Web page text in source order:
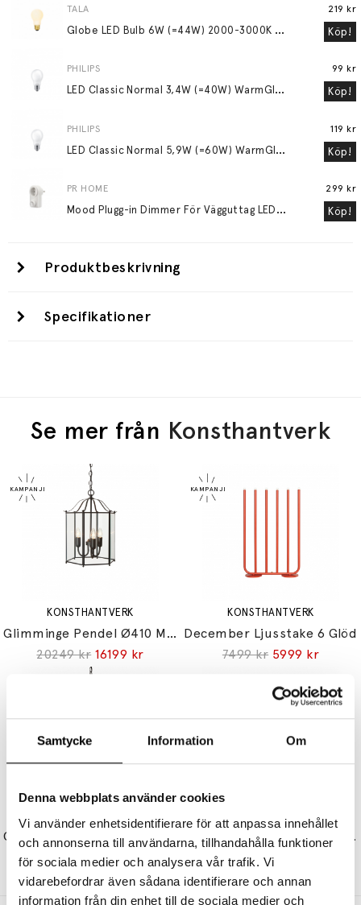
Samtycke Information Om
Denna webbplats använder cookies
Vi använder enhetsidentifierare för att anpassa innehållet
och annonserna till användarna, tillhandahålla funktioner
för sociala medier och analysera vår trafik. Vi
vidarebefordrar även sådana identifierare och annan
information från din enhet till de sociala medier och
TALA
G
lobe LED Bulb 6W (=44W) 2000-3000K E27 Matte Porcelain
219 kr
Köp!
PHILIPS
L
ED Classic Normal 3,4W (=40W) WarmGlow Frostad E27
99 kr
Köp!
PHILIPS
L
ED Classic Normal 5,9W (=60W) WarmGlow Frostad E27
119 kr
Köp!
PR HOME
M
ood Plugg-in Dimmer För Vägguttag LED 3-24W Glödljus 30-200W Vit
299 kr
Köp!
Produktbeskrivning
Specifikationer
Se mer från Konsthantverk
KONSTHANTVERK
Glimminge Pendel Ø410 Mattsvart
20249 kr 16199 kr
KONSTHANTVERK
December Ljusstake 6 Glöd
7499 kr 5999 kr
12749 kr 10199 kr
Uno Golvlampa Blankpolerad Mässing
7189 kr 5751 kr